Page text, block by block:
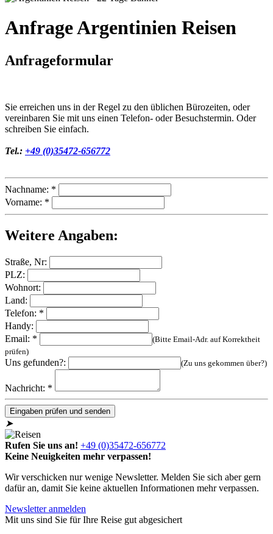
Anfrage Argentinien Reisen
Anfrageformular
Sie erreichen uns in der Regel zu den üblichen Bürozeiten, oder
vereinbaren Sie mit uns einen Telefon- oder Besuchstermin. Oder
schreiben Sie einfach.
Tel.: +49 (0)35472-656772
Nachname: *
Vorname: *
Weitere Angaben:
Straße, Nr:
PLZ:
Wohnort:
Land:
Telefon: *
Handy:
Email: *
(Bitte Email-Adr. auf Korrektheit
prüfen)
Uns gefunden?: (Zu uns gekommen über?)
Nachricht: *
Eingaben prüfen und senden
➤
Rufen Sie uns an! +49 (0)35472-656772
Keine Neuigkeiten mehr verpassen!
Wir verschicken nur wenige Newsletter. Melden Sie sich aber gern
dafür an, damit Sie keine aktuellen Informationen mehr verpassen.
Newsletter anmelden
Mit uns sind Sie für Ihre Reise gut abgesichert